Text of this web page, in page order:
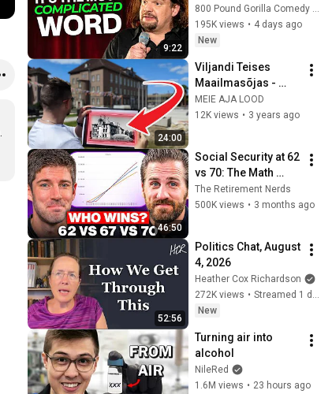
9:22
Language | ISMO |
Hello
800 Pound Gorilla Comedy Slices
195K views • 4 days ago
New
24:00
Viljandi Teises
Maailmasõjas -
enne ja pärast
MEIE AJA LOOD
12K views • 3 years ago
46:50
Social Security at 62
vs 70: The Math
Everyone Gets
Wrong
The Retirement Nerds
500K views • 3 months ago
52:56
Politics Chat, August
4, 2026
Heather Cox Richardson
272K views •
Streamed 1 day ago
New
Turning air into
alcohol
NileRed
1.6M views • 23 hours ago